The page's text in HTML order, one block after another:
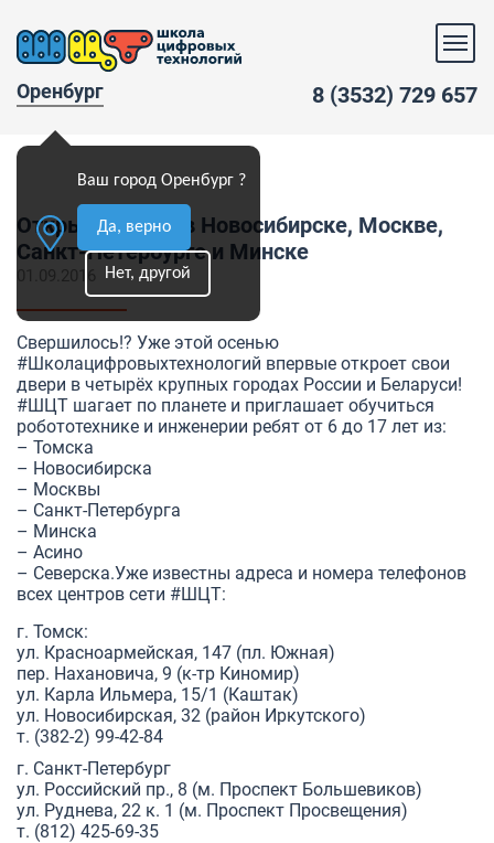
Оренбург
Ваш город Оренбург ?
Да, верно
Нет, другой
8 (3532) 729 657
Открытие ШЦТ в Новосибирске, Москве,
Санкт-Петербурге и Минске
01.09.2016
Свершилось!? Уже этой осенью
#Школацифровыхтехнологий впервые откроет свои
двери в четырёх крупных городах России и Беларуси!
#ШЦТ шагает по планете и приглашает обучиться
робототехнике и инженерии ребят от 6 до 17 лет из:
– Томска
– Новосибирска
– Москвы
– Санкт-Петербурга
– Минска
– Асино
– Северска.Уже известны адреса и номера телефонов
всех центров сети #ШЦТ:
г. Томск:
ул. Красноармейская, 147 (пл. Южная)
пер. Нахановича, 9 (к-тр Киномир)
ул. Карла Ильмера, 15/1 (Каштак)
ул. Новосибирская, 32 (район Иркутского)
т. (382-2) 99-42-84
г. Санкт-Петербург
ул. Российский пр., 8 (м. Проспект Большевиков)
ул. Руднева, 22 к. 1 (м. Проспект Просвещения)
т. (812) 425-69-35